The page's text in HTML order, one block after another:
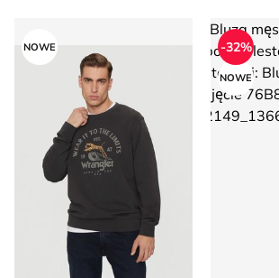
Bluza męska jesienna Wrangler
NOWE
Bluza męska
-32%
NOWE